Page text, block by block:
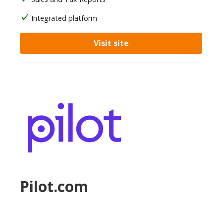
Integrated platform
Visit site
Pilot.com